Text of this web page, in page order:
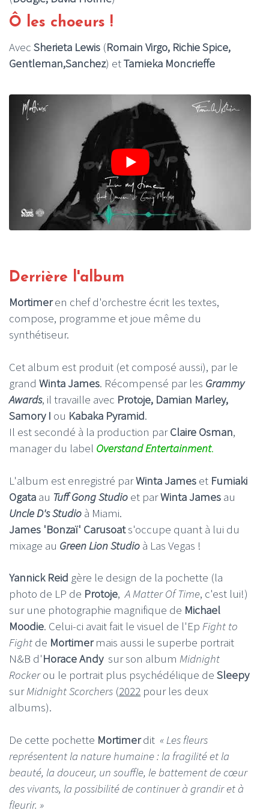
Ô les choeurs !
Avec Sherieta Lewis (Romain Virgo, Richie Spice,
Gentleman,Sanchez) etTamieka Moncrieffe
Derrière l'album
Mortimeren chef d'orchestre écrit les textes,
compose, programme et joue même du
synthétiseur.
Cet album est produit (et composé aussi), par le
grand Winta James. Récompensé par les Grammy
Awards, il travaille avec Protoje, Damian Marley,
Samory I ou Kabaka Pyramid.
Il est secondé à la production parClaire Osman,
manager du label Overstand Entertainment.
L'album est enregistré parWinta James et Fumiaki
Ogata au Tuff Gong Studio et parWinta James au
Uncle D's Studio à Miami.
James 'Bonzaï' Carusoats'occupe quant à lui du
mixage au Green Lion Studio à Las Vegas !
Yannick Reid gère le design de la pochette (la
photo de LP de Protoje,A Matter Of Time, c'est lui!)
sur une photographie magnifique de Michael
Moodie. Celui-ci avait fait le visuel de l'Ep Fight to
Fight de Mortimermais aussi le superbe portrait
N&B d'Horace Andy sur son album Midnight
Rockerou le portrait plus psychédélique de Sleepy
surMidnight Scorchers (2022 pour les deux
albums).
De cette pochette Mortimerdit « Les fleurs
représentent la nature humaine : la fragilité et la
beauté, la douceur, un souffle, le battement de cœur
des vivants, la possibilité de continuer à grandir et à
fleurir. »